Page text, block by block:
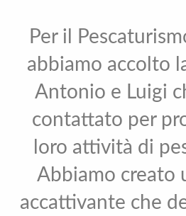
Per il
abbiamo accolto
Antonio e Luigi
contattato per
loro attività di
Abbiamo creato
accattivante che